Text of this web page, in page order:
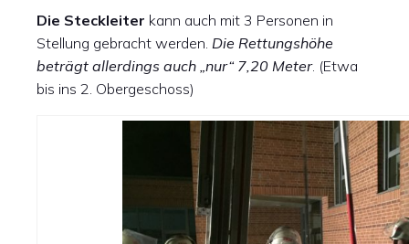
Die Steckleiter kann auch mit 3 Personen in
Stellung gebracht werden. Die Rettungshöhe
beträgt allerdings auch „nur“ 7,20 Meter. (Etwa
bis ins 2. Obergeschoss)